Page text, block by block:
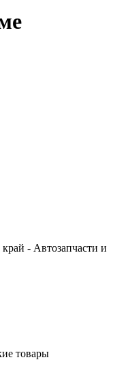
- Автозапчасти и
товары